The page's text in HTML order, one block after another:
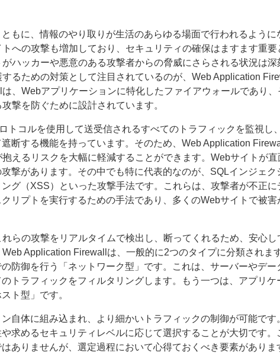
もに、情報のやり取りが生活のあらゆる場面で行われるように
への攻撃も増加しており、セキュリティの確保はますます重要
ハッカーや悪意のある攻撃者からの脅威にさらされる状況は深
るための対策として注目されているのが、Web Application
、Webアプリケーションに特化したファイアウォールであり、
撃を防ぐために設計されています。
トコルを使用して送受信されるすべてのトラフィックを監視し
断する機能を持っています。そのため、Web Application
えるリスクを大幅に軽減することができます。Webサイトが直
撃があります。その中でも特に代表的なのが、SQLインジェク
グ（XSS）といった攻撃手法です。これらは、攻撃者が不正に
リプトを実行するための手法であり、多くのWebサイトで被害
らの攻撃をリアルタイムで検出し、断ってくれるため、安心し
Application Firewallは、一般的に2つのタイプに分類されます
防御を行う「ネットワーク型」です。これは、サーバーやデー
トラフィックをフィルタリングします。もう一つは、アプリケ
ト型」です。
自体に組み込まれ、より細かいトラフィックの制御が可能です
求めるセキュリティレベルに応じて選択することが大切です。
ありませんが、選定過程において心得ておくべき要素がありま